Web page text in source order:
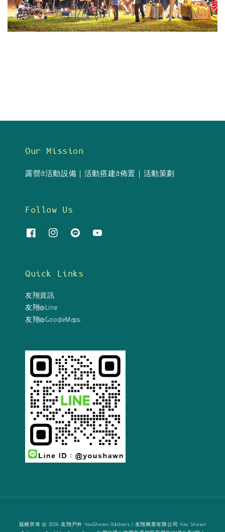
Our Mission
露營&活動設備｜活動搭建&佈置｜活動策劃
Follow Us
Quick Links
友翔資訊
友翔@Line
友翔@GoogleMaps
版權所有 © 2026 友翔戶外 YouShawn Outdoors | 友翔興業有限公司 You Shawn